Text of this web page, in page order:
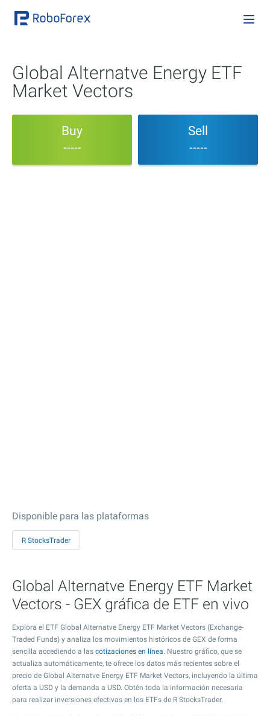
Global Alternatve Energy ETF
Market Vectors
Buy
-----
Sell
-----
Disponible para las plataformas
R StocksTrader
Global Alternatve Energy ETF Market
Vectors - GEX gráfica de ETF en vivo
Explora el ETF Global Alternatve Energy ETF Market Vectors (Exchange-
Traded Funds) y analiza los movimientos históricos de GEX de forma
sencilla accediendo a las cotizaciones en línea. Nuestro gráfico, que se
actualiza automáticamente, te ofrece los datos más recientes sobre el
precio de Global Alternatve Energy ETF Market Vectors, incluyendo la última
oferta a USD y la demanda a USD. Obtén toda la información necesaria
para realizar inversiones efectivas en los ETFs de R StocksTrader.